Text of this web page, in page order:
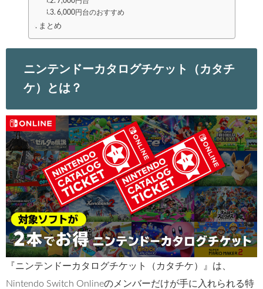
6,000円台のおすすめ
まとめ
ニンテンドーカタログチケット（カタチ
ケ）とは？
『ニンテンドーカタログチケット（カタチケ）』は、
Nintendo Switch Onlineのメンバーだけが手に入れられる特